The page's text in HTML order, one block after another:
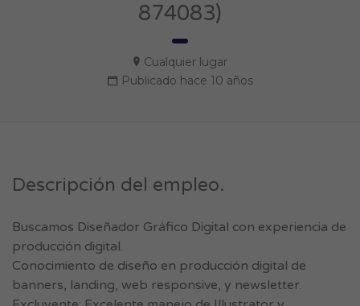
874083)
Cualquier lugar
Publicado hace 10 años
Descripción del empleo.
Buscamos Diseñador Gráfico Digital con experiencia de
producción digital.
Conocimiento de diseño en producción digital de
banners, landing, web responsive, y newsletter.